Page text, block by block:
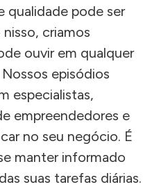
qualidade pode ser
criamos
ouvir em qualquer
episódios
especialistas,
empreendedores e
no seu negócio. É
manter informado
suas tarefas diárias.